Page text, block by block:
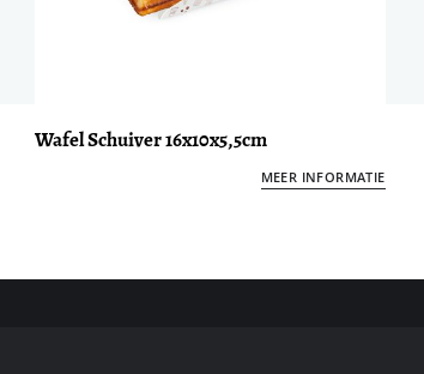
Wafel Schuiver 16x10x5,5cm
MEER INFORMATIE